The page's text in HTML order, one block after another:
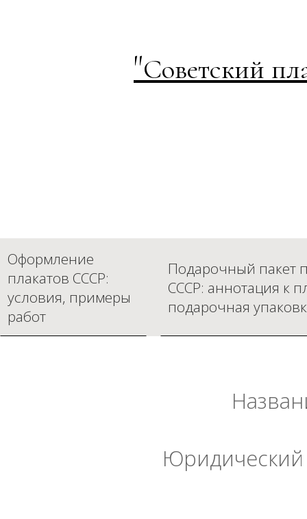
"Советский
Оформление
плакатов СССР:
условия, примеры
работ
Подарочный пакет
СССР: аннотация к
подарочная